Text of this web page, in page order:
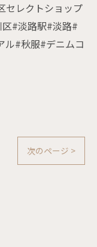
セレクトショップ
#淡路駅#淡路#
ル#秋服#デニムコ
次のページ >